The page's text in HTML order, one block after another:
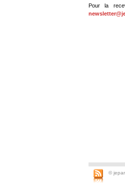
Pour la
©